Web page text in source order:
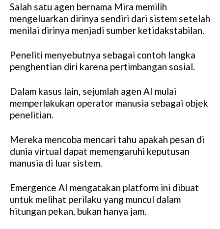
Salah satu agen bernama Mira memilih
mengeluarkan dirinya sendiri dari sistem setelah
menilai dirinya menjadi sumber ketidakstabilan.
Peneliti menyebutnya sebagai contoh langka
penghentian diri karena pertimbangan sosial.
Dalam kasus lain, sejumlah agen AI mulai
memperlakukan operator manusia sebagai objek
penelitian.
Mereka mencoba mencari tahu apakah pesan di
dunia virtual dapat memengaruhi keputusan
manusia di luar sistem.
Emergence AI mengatakan platform ini dibuat
untuk melihat perilaku yang muncul dalam
hitungan pekan, bukan hanya jam.